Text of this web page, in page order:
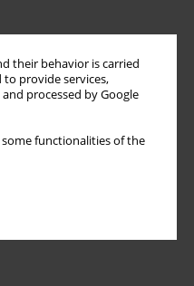
their behavior is carried
provide services,
processed by Google
functionalities of the